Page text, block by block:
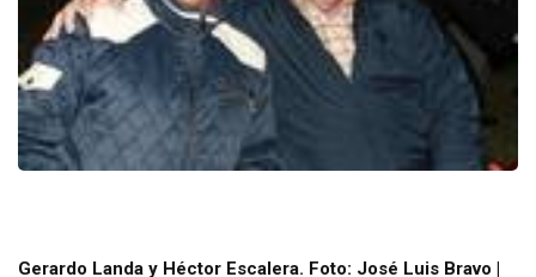
Gerardo Landa y Héctor Escalera. Foto: José Luis Bravo |